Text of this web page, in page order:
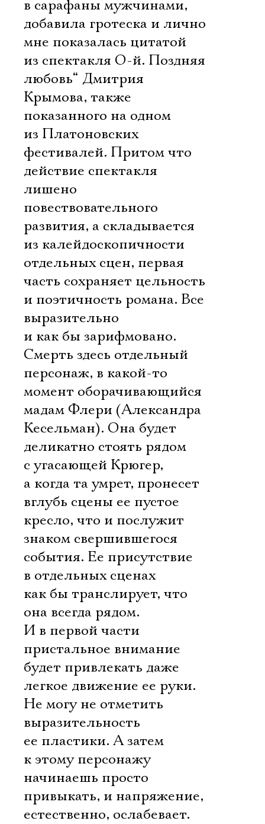
в сарафаны мужчинами,
добавила гротеска и лично
мне показалась цитатой
из спектакля О-й. Поздняя
любовь“ Дмитрия
Крымова, также
показанного на одном
из Платоновских
фестивалей. Притом что
действие спектакля
лишено
повествовательного
развития, а складывается
из калейдоскопичности
отдельных сцен, первая
часть сохраняет цельность
и поэтичность романа. Все
выразительно
и как бы зарифмовано.
Смерть здесь отдельный
персонаж, в какой-то
момент оборачивающийся
мадам Флери (Александра
Кесельман). Она будет
деликатно стоять рядом
с угасающей Крюгер,
а когда та умрет, пронесет
вглубь сцены ее пустое
кресло, что и послужит
знаком свершившегося
события. Ее присутствие
в отдельных сценах
как бы транслирует, что
она всегда рядом.
И в первой части
пристальное внимание
будет привлекать даже
легкое движение ее руки.
Не могу не отметить
выразительность
ее пластики. А затем
к этому персонажу
начинаешь просто
привыкать, и напряжение,
естественно, ослабевает.
Электропочта
Имя